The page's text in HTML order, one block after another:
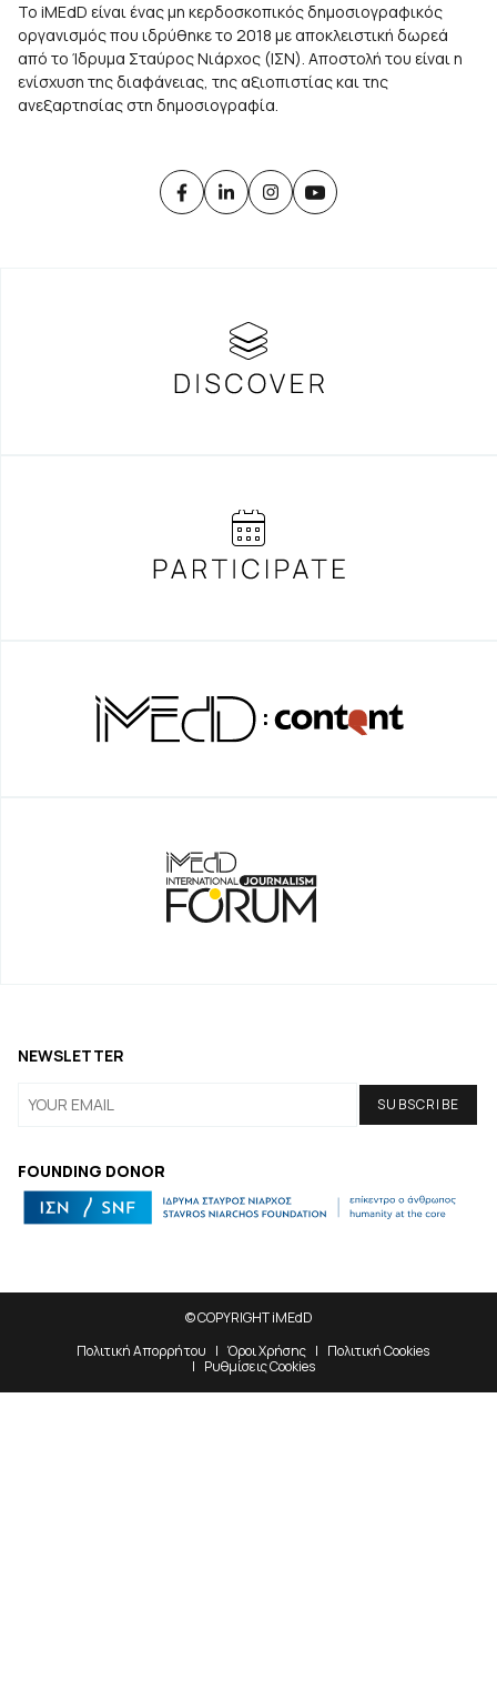
Το iMEdD είναι ένας μη κερδοσκοπικός δημοσιογραφικός
οργανισμός που ιδρύθηκε το 2018 με αποκλειστική δωρεά
από το Ίδρυμα Σταύρος Νιάρχος (ΙΣΝ). Αποστολή του είναι η
ενίσχυση της διαφάνειας, της αξιοπιστίας και της
ανεξαρτησίας στη δημοσιογραφία.
FOUNDING DONOR
NEWSLETTER
© COPYRIGHT iMEdD
Πολιτική Απορρήτου
Όροι Χρήσης
Πολιτική Cookies
Ρυθμίσεις Cookies